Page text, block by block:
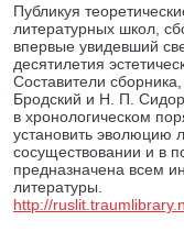
Публикуя
литературных школ,
впервые увидевший
десятилетия
Составители
Бродский и Н. П.
в хронологическом
установить эволюцию
сосуществовании и в
предназначена всем
литературы.
http://